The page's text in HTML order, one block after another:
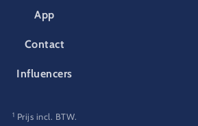
App
Contact
Influencers
1 Prijs incl. BTW.